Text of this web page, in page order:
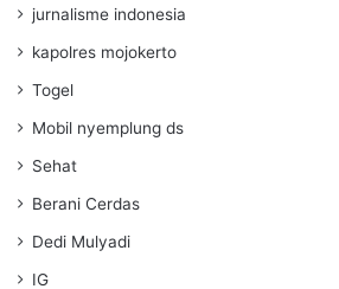
jurnalisme indonesia
kapolres mojokerto
Togel
Mobil nyemplung ds
Sehat
Berani Cerdas
Dedi Mulyadi
IG